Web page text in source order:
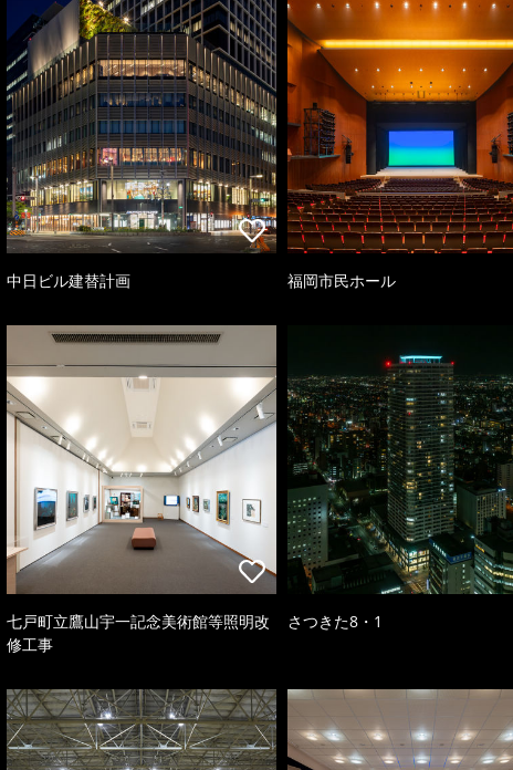
中日ビル建替計画 福岡市民ホール
七戸町立鷹山宇一記念美術館等照明改
修工事
さつきた8・1